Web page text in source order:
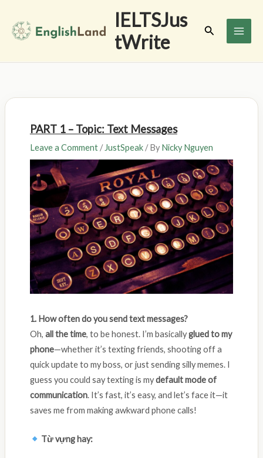
content
IELTSJus
tWrite
Search
PART 1 – Topic: Text Messages
Leave a Comment / JustSpeak/ By Nicky Nguyen
1. How often do you send text messages?
Oh, all the time, to be honest. I’m basicallyglued to my
phone—whether it’s texting friends, shooting off a
quick update to my boss, or just sending silly memes. I
guess you could say texting is mydefault mode of
communication. It’s fast, it’s easy, and let’s face it—it
saves me from making awkward phone calls!
Từ vựng hay: